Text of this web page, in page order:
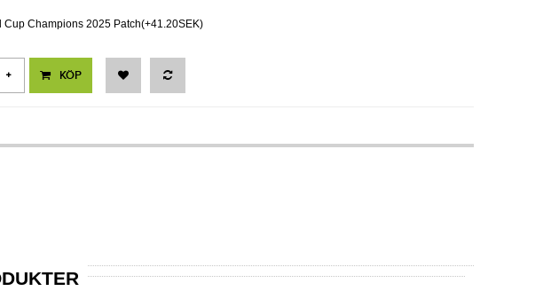
Cup Champions 2025 Patch(+41.20SEK)
KÖP